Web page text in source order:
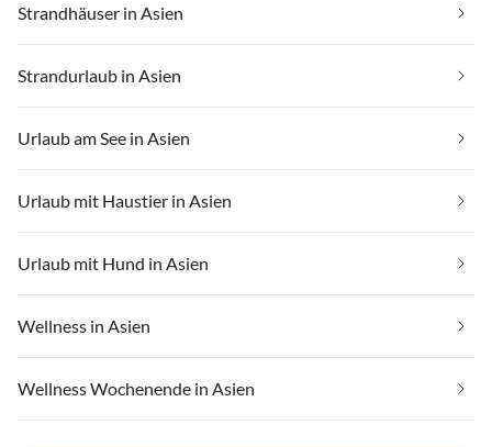
Strandhäuser in Asien
Strandurlaub in Asien
Urlaub am See in Asien
Urlaub mit Haustier in Asien
Urlaub mit Hund in Asien
Wellness in Asien
Wellness Wochenende in Asien